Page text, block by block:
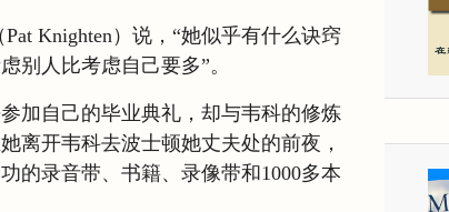
Knighten）说，“她似乎有什么诀窍
别人比考虑自己要多”。
加自己的毕业典礼，却与韦科的修炼
离开韦科去波士顿她丈夫处的前夜，
的录音带、书籍、录像带和1000多本